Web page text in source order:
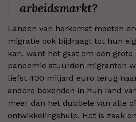
arbeidsmarkt?
Landen van herkomst moeten
migratie ook bijdraagt tot hun
kan, want het gaat om een grote
pandemie stuurden migranten
liefst 400 miljard euro terug
andere bekenden in hun land
meer dan het dubbele van alle
ontwikkelingshulp. Het is zaak